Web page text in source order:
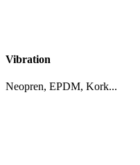
Vibration
Neopren, EPDM, Kork...